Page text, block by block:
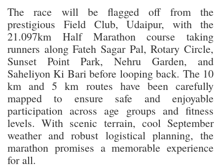
The race will be flagged off from the
prestigious Field Club, Udaipur, with the
21.097km Half Marathon course taking
runners along Fateh Sagar Pal, Rotary Circle,
Sunset Point Park, Nehru Garden, and
Saheliyon Ki Bari before looping back. The 10
km and 5 km routes have been carefully
mapped to ensure safe and enjoyable
participation across age groups and fitness
levels. With scenic terrain, cool September
weather and robust logistical planning, the
marathon promises a memorable experience
for all.